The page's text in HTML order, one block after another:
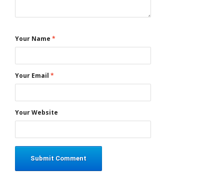
Your Name *
Your Email *
Your Website